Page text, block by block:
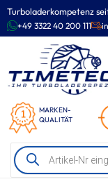
Turboladerkompetenz
+49 3322 40 200 111
MARKEN-
QUALITÄT
Products
search
Zum
Inhalt
springen